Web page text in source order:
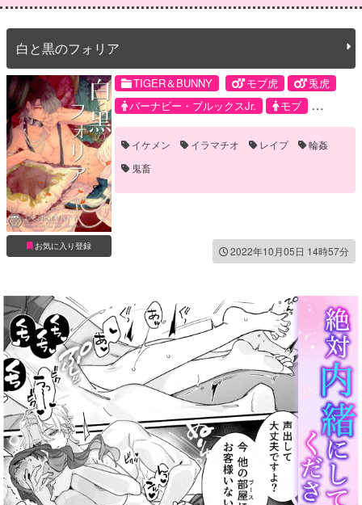
白と黒のフォリア
お気に入り登録
TIGER＆BUNNY モブ虎
兎虎
バーナビー・ブルックスJr.
モブ
鏑木・T・虎徹
イケメン イラマチオ レイプ
輪姦
鬼畜
2022年10月05日 14時57分